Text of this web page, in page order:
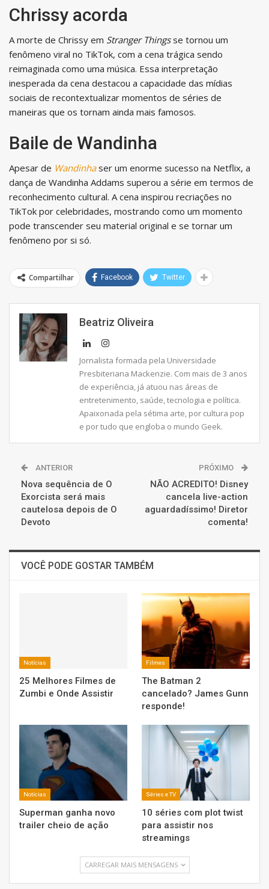
Chrissy acorda
A morte de Chrissy em Stranger Thingsse tornou um
fenômeno viral no TikTok, com a cena trágica sendo
reimaginada como uma música. Essa interpretação
inesperada da cena destacou a capacidade das mídias
sociais de recontextualizar momentos de séries de
maneiras que os tornam ainda mais famosos.
Baile de Wandinha
Apesar de Wandinhaser um enorme sucesso na Netflix, a
dança de Wandinha Addams superou a série em termos de
reconhecimento cultural. A cena inspirou recriações no
TikTok por celebridades, mostrando como um momento
pode transcender seu material original e se tornar um
fenômeno por si só.
Compartilhar Facebook Twitter
Beatriz Oliveira
Jornalista formada pela Universidade
Presbiteriana Mackenzie. Com mais de 3 anos
de experiência, já atuou nas áreas de
entretenimento, saúde, tecnologia e política.
Apaixonada pela sétima arte, por cultura pop
e por tudo que engloba o mundo Geek.
ANTERIOR
Nova sequência de O
Exorcista será mais
cautelosa depois de O
Devoto
PRÓXIMO
NÃO ACREDITO! Disney
cancela live-action
aguardadíssimo! Diretor
comenta!
VOCÊ PODE GOSTAR TAMBÉM
Notícias
25 Melhores Filmes de
Zumbi e Onde Assistir
Filmes
The Batman 2
cancelado? James Gunn
responde!
Notícias
Superman ganha novo
trailer cheio de ação
Séries e TV
10 séries com plot twist
para assistir nos
streamings
CARREGAR MAIS MENSAGENS